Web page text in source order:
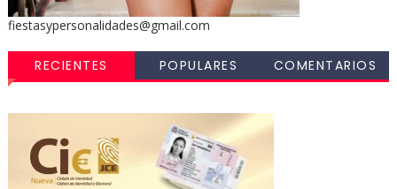
fiestasypersonalidades@gmail.com
RECIENTES POPULARES COMENTARIOS